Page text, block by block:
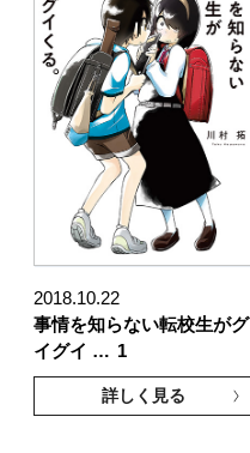
2018.10.22
事情を知らない転校生がグ
イグイ … 1
詳しく見る